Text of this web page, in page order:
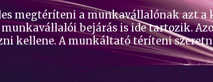
megtéríteni a munkavállalónak azt a
bejárás is ide tartozik.
kellene. A munkáltató téríteni